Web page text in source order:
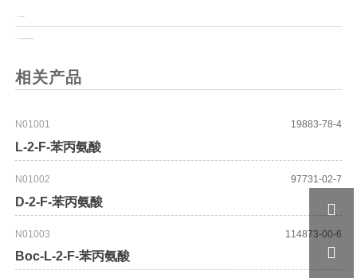
相关产品
N01001
L-2-F-苯丙氨酸
19883-78-4
N01002
D-2-F-苯丙氨酸
97731-02-7
N01003
Boc-L-2-F-苯丙氨酸
114873-00-6

